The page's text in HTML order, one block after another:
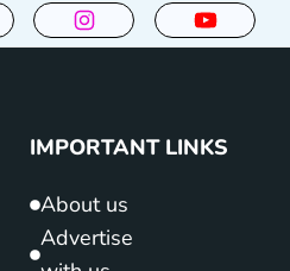
IMPORTANT LINKS
About us
Advertise